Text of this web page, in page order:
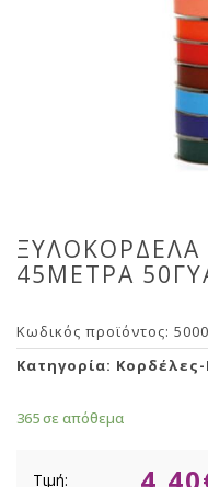
ΞΥΛΟΚΟΡΔΕΛΑ
45ΜΕΤΡΑ
Κωδικός προϊόντος:
Κατηγορία:
365 σε απόθεμα